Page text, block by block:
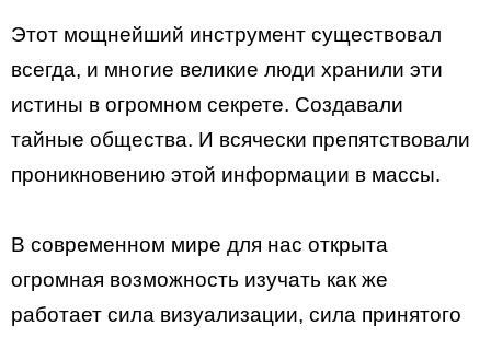
Этот мощнейший инструмент существовал
всегда, и многие великие люди хранили эти
истины в огромном секрете. Создавали
тайные общества. И всячески препятствовали
проникновению этой информации в массы.
В современном мире для нас открыта
огромная возможность изучать как же
работает сила визуализации, сила принятого